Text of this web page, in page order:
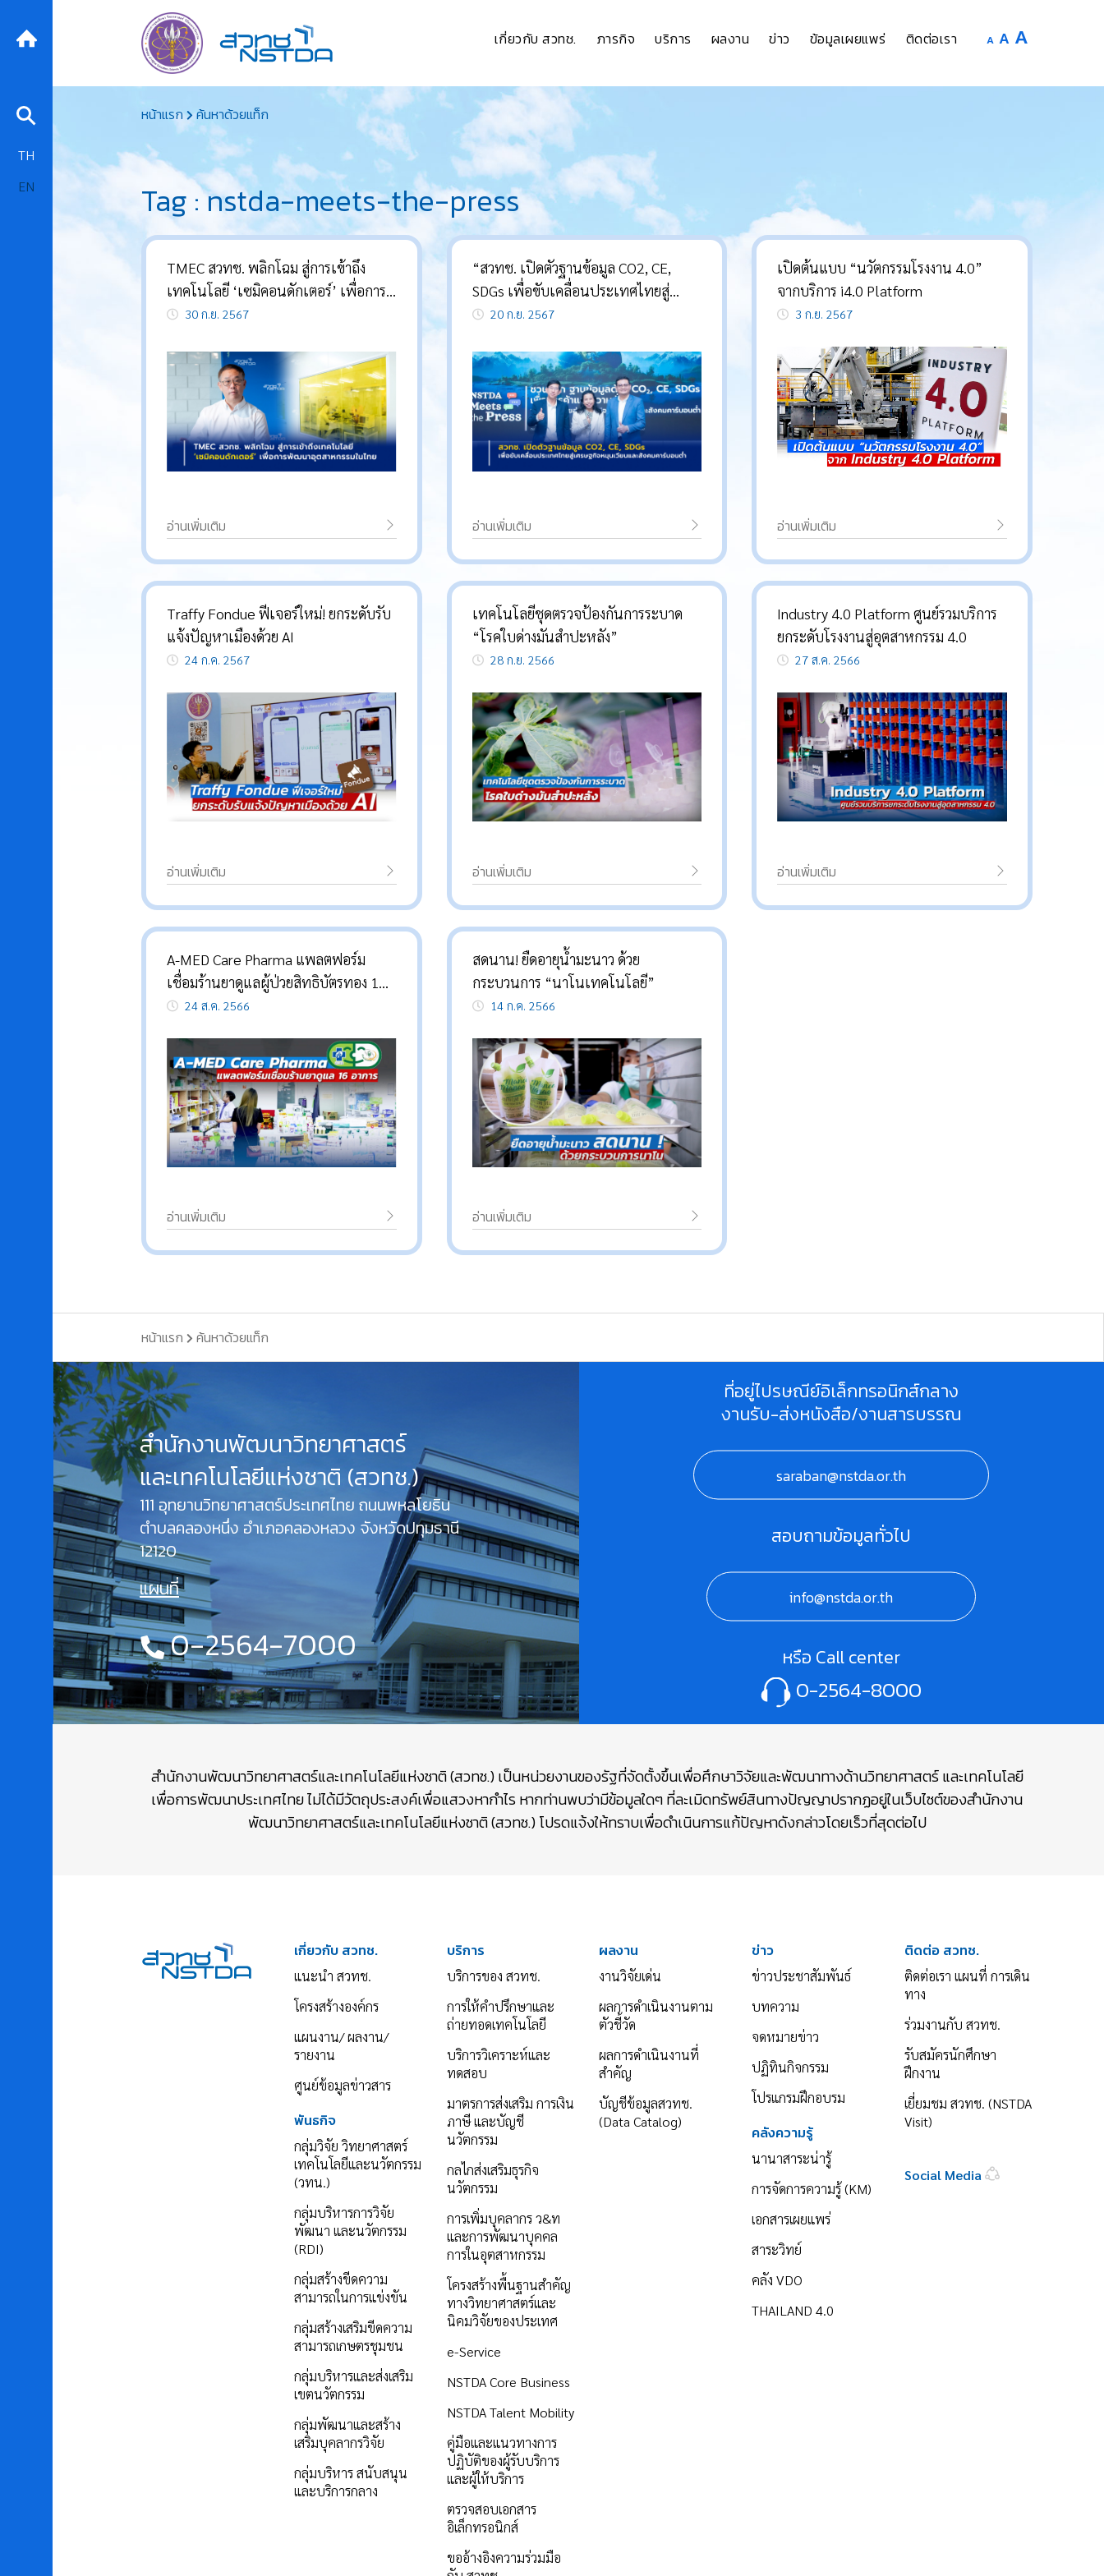
to
content
เกี่ยวกับ สวทช. ภารกิจ บริการ ผลงาน ข่าว ข้อมูลเผยแพร่ ติดต่อเรา A Decrease
A Reset
size.
A
size.
หน้าแรก ค้นหาด้วยแท็ก
Tag : nstda-meets-the-press
TMEC สวทช. พลิกโฉม สู่การเข้าถึง
เทคโนโลยี ‘เซมิคอนดักเตอร์’ เพื่อการ
พัฒนาอุตสาหกรรมในไทย
30 ก.ย. 2567
อ่านเพิ่มเติม
“สวทช. เปิดตัวฐานข้อมูล CO2, CE,
SDGs เพื่อขับเคลื่อนประเทศไทยสู่
เศรษฐกิจหมุนเวียนและสังคมคาร์บอน
20 ก.ย. 2567
อ่านเพิ่มเติม
เปิดต้นแบบ “นวัตกรรมโรงงาน 4.0”
จากบริการ i4.0 Platform
3 ก.ย. 2567
อ่านเพิ่มเติม
Traffy Fondue ฟีเจอร์ใหม่! ยกระดับรับ
แจ้งปัญหาเมืองด้วย AI
24 ก.ค. 2567
อ่านเพิ่มเติม
เทคโนโลยีชุดตรวจป้องกันการระบาด
“โรคใบด่างมันสำปะหลัง”
28 ก.ย. 2566
อ่านเพิ่มเติม
Industry 4.0 Platform ศูนย์รวมบริการ
ยกระดับโรงงานสู่อุตสาหกรรม 4.0
27 ส.ค. 2566
อ่านเพิ่มเติม
A-MED Care Pharma แพลตฟอร์ม
เชื่อมร้านยาดูแลผู้ป่วยสิทธิบัตรทอง 16
อาการ24 ส.ค. 2566
อ่านเพิ่มเติม
สดนาน! ยืดอายุน้ำมะนาว ด้วย
กระบวนการ “นาโนเทคโนโลยี”
14 ก.ค. 2566
อ่านเพิ่มเติม
หน้าแรก ค้นหาด้วยแท็ก
TH
EN
สำนักงานพัฒนาวิทยาศาสตร์
และเทคโนโลยีแห่งชาติ (สวทช.)
111 อุทยานวิทยาศาสตร์ประเทศไทย ถนนพหลโยธิน
ตำบลคลองหนึ่ง อำเภอคลองหลวง จังหวัดปทุมธานี
12120
แผนที่
0-2564-7000
ที่อยู่ไปรษณีย์อิเล็กทรอนิกส์กลาง
งานรับ-ส่งหนังสือ/งานสารบรรณ
saraban@nstda.or.th
สอบถามข้อมูลทั่วไป
info@nstda.or.th
หรือ Call center
0-2564-8000
สำนักงานพัฒนาวิทยาศาสตร์และเทคโนโลยีแห่งชาติ (สวทช.) เป็นหน่วยงานของรัฐที่จัดตั้งขึ้นเพื่อศึกษาวิจัยและพัฒนาทางด้านวิทยาศาสตร์ และเทคโนโลยี
เพื่อการพัฒนาประเทศไทย ไม่ได้มีวัตถุประสงค์เพื่อแสวงหากำไร หากท่านพบว่ามีข้อมูลใดๆ ที่ละเมิดทรัพย์สินทางปัญญาปรากฏอยู่ในเว็บไซต์ของสำนักงาน
พัฒนาวิทยาศาสตร์และเทคโนโลยีแห่งชาติ (สวทช.) โปรดแจ้งให้ทราบเพื่อดำเนินการแก้ปัญหาดังกล่าวโดยเร็วที่สุดต่อไป
เกี่ยวกับ สวทช.
แนะนำ สวทช.
โครงสร้างองค์กร
แผนงาน/ ผลงาน/
รายงาน
ศูนย์ข้อมูลข่าวสาร
พันธกิจ
กลุ่มวิจัย วิทยาศาสตร์
เทคโนโลยีและนวัตกรรม
(วทน.)
กลุ่มบริหารการวิจัย
พัฒนา และนวัตกรรม
(RDI)
กลุ่มสร้างขีดความ
สามารถในการแข่งขัน
กลุ่มสร้างเสริมขีดความ
สามารถเกษตรชุมชน
กลุ่มบริหารและส่งเสริม
เขตนวัตกรรม
กลุ่มพัฒนาและสร้าง
เสริมบุคลากรวิจัย
กลุ่มบริหาร สนับสนุน
และบริการกลาง
บริการ
บริการของ สวทช.
การให้คำปรึกษาและ
ถ่ายทอดเทคโนโลยี
บริการวิเคราะห์และ
ทดสอบ
มาตรการส่งเสริม การเงิน
ภาษี และบัญชี
นวัตกรรม
กลไกส่งเสริมธุรกิจ
นวัตกรรม
การเพิ่มบุคลากร ว&ท
และการพัฒนาบุคคล
การในอุตสาหกรรม
โครงสร้างพื้นฐานสำคัญ
ทางวิทยาศาสตร์และ
นิคมวิจัยของประเทศ
e-Service
NSTDA Core Business
NSTDA Talent Mobility
คู่มือและแนวทางการ
ปฏิบัติของผู้รับบริการ
และผู้ให้บริการ
ตรวจสอบเอกสาร
อิเล็กทรอนิกส์
ขออ้างอิงความร่วมมือ
ผลงาน
งานวิจัยเด่น
ผลการดำเนินงานตาม
ตัวชี้วัด
ผลการดำเนินงานที่
สำคัญ
บัญชีข้อมูลสวทช.
(Data Catalog)
ข่าว
ข่าวประชาสัมพันธ์
บทความ
จดหมายข่าว
ปฏิทินกิจกรรม
โปรแกรมฝึกอบรม
คลังความรู้
นานาสาระน่ารู้
การจัดการความรู้ (KM)
เอกสารเผยแพร่
สาระวิทย์
คลัง VDO
THAILAND 4.0
ติดต่อ สวทช.
ติดต่อเรา แผนที่ การเดิน
ทาง
ร่วมงานกับ สวทช.
รับสมัครนักศึกษา
ฝึกงาน
เยี่ยมชม สวทช. (NSTDA
Visit)
Social Media